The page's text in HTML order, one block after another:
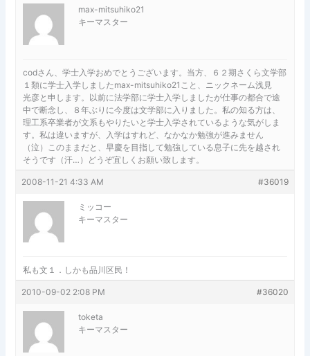
max-mitsuhiko21
キーマスター
codさん、学士入学おめでとうございます。当方、６２期さくら文学部
１類に学士入学しましたmax-mitsuhiko21こと、ニックネーム浅見
光彦と申します。以前に法学部に学士入学しましたが仕事の都合で途
中で断念し、８年ぶりに今度は文学部に入りました。私の知る方は、
理工系卒業者が文系もやりたいと学士入学されているような気がしま
す。私は違いますが、入学はすれど、なかなか勉強が進みません
（泣）このままだと、早慶を目指して勉強している息子に先を越され
そうです（汗…）どうぞ宜しくお願い致します。
2008-11-21 4:33 AM #36019
ミッコー
キーマスター
私も文１．しかも品川区民！
2010-09-02 2:08 PM #36020
toketa
キーマスター